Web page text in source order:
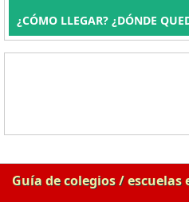
¿CÓMO LLEGAR? ¿DÓNDE
Guía de colegios / escuelas